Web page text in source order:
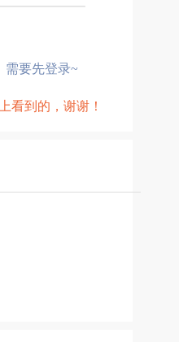
需要先登录~
看到的，谢谢！